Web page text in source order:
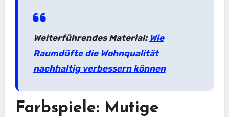
Weiterführendes Material: Wie
Raumdüfte die Wohnqualität
nachhaltig verbessern können
Farbspiele: Mutige